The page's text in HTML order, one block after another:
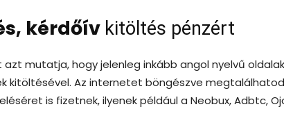
kérdőív kitöltés pénzért
mutatja, hogy jelenleg inkább angol nyelvű
kitöltésével. Az internetet böngészve
is fizetnek, ilyenek például a Neobux, Adbtc,